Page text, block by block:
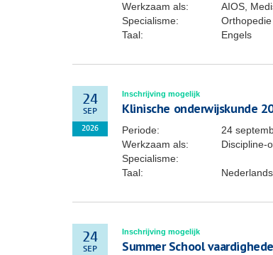
Werkzaam als:
AIOS,
Specialisme:
Orthopedie
Taal:
Engels
24
SEP
2026
Inschrijving mogelijk
Klinische onderwijskunde
Periode:
24
Werkzaam als:
Discipline-
Specialisme:
Taal:
Nederlands
24
SEP
Inschrijving mogelijk
Summer School